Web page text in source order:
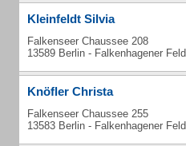
Kleinfeldt Silvia
Falkenseer Chaussee 208
13589 Berlin - Falkenhagener Feld
Knöfler Christa
Falkenseer Chaussee 255
13583 Berlin - Falkenhagener Feld